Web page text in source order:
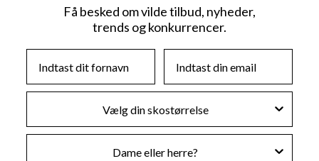
Få besked om vilde tilbud, nyheder,
trends og konkurrencer.